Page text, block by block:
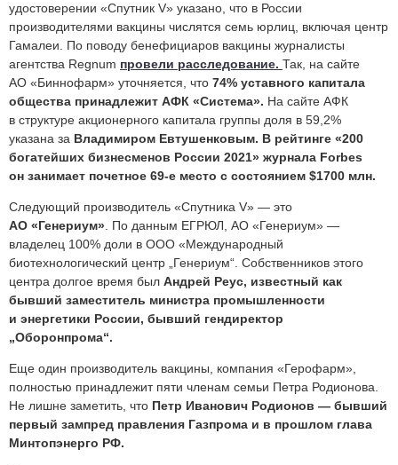
удостоверении «Спутник V» указано, что в России
производителями вакцины числятся семь юрлиц, включая центр
Гамалеи. По поводу бенефициаров вакцины журналисты
агентства Regnum провели расследование. Так, на сайте
АО «Биннофарм» уточняется, что 74% уставного капитала
общества принадлежит АФК «Система». На сайте АФК
в структуре акционерного капитала группы доля в 59,2%
указана за Владимиром Евтушенковым. В рейтинге «200
богатейших бизнесменов России 2021» журнала Forbes
он занимает почетное 69-е место с состоянием $1700 млн.
Следующий производитель «Спутника V» — это
АО «Генериум» . По данным ЕГРЮЛ, АО «Генериум» —
владелец 100% доли в ООО «Международный
биотехнологический центр „Генериум“. Собственников этого
центра долгое время был Андрей Реус, известный как
бывший заместитель министра промышленности
и энергетики России, бывший гендиректор
„Оборонпрома“.
Еще один производитель вакцины, компания «Герофарм»,
полностью принадлежит пяти членам семьи Петра Родионова.
Не лишне заметить, что Петр Иванович Родионов — бывший
первый зампред правления Газпрома и в прошлом глава
Минтопэнерго РФ.